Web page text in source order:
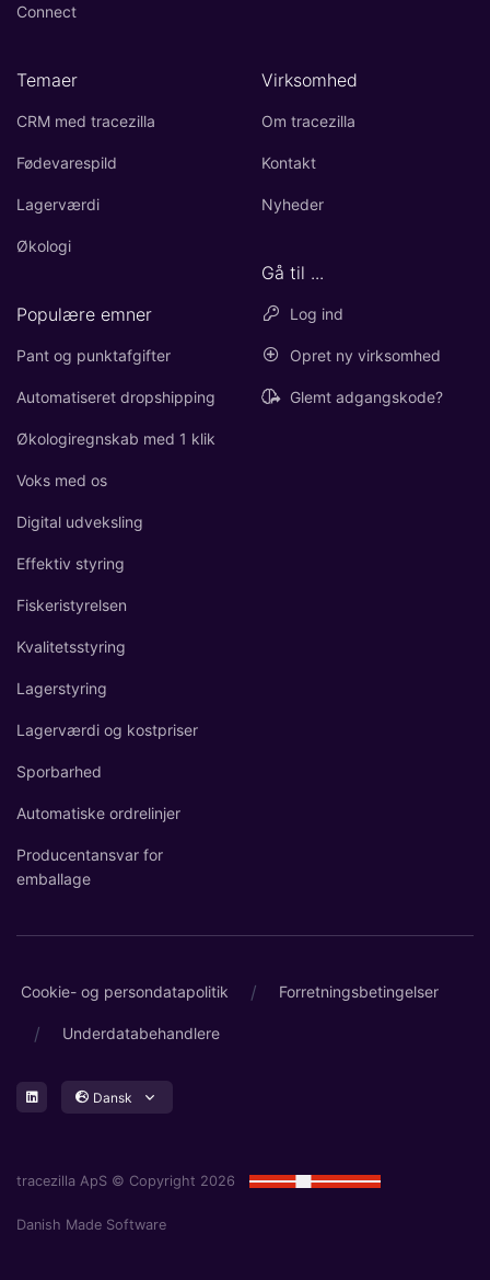
Connect
Temaer
CRM med tracezilla
Fødevarespild
Lagerværdi
Økologi
Populære emner
Pant og punktafgifter
Automatiseret dropshipping
Økologiregnskab med 1 klik
Voks med os
Digital udveksling
Effektiv styring
Fiskeristyrelsen
Kvalitetsstyring
Lagerstyring
Lagerværdi og kostpriser
Sporbarhed
Automatiske ordrelinjer
Producentansvar for
emballage
Virksomhed
Om tracezilla
Kontakt
Nyheder
Gå til ...
Log ind
Opret ny virksomhed
Glemt adgangskode?
Cookie- og persondatapolitik / Forretningsbetingelser
/ Underdatabehandlere
Dansk
tracezilla ApS © Copyright 2026
Danish Made Software